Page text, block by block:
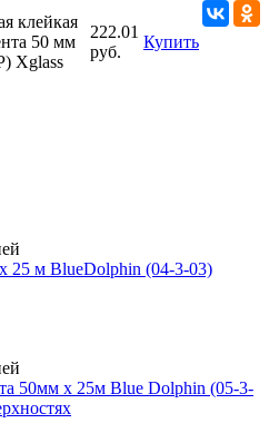
клейкая
50 мм
Xglass
222.01
руб.
Купить
25 м BlueDolphin (04-3-03)
50мм х 25м Blue Dolphin (05-3-